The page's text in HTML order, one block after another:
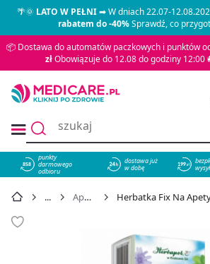
🌴🌞LATO W PEŁNI➡ W dniach 22.07-
rabatem do -40%Sprawdź, co
📦 Dostawa do automatów paczkowych i punktów
złObowiązuje do 12.08 do godziny 12:00
858
punkty
darmowego
odbioru
dostawa już
w dobę
Apetyt Herbatka Fix Na Apetyt